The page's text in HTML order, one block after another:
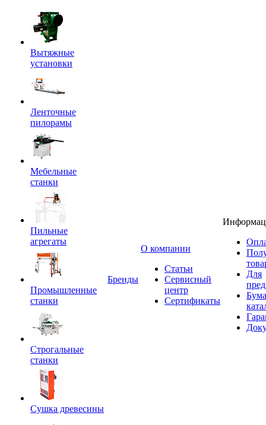
Вытяжные
установки
Ленточные
пилорамы
Мебельные
станки
Пильные
агрегаты
Промышленные
станки
Строгальные
станки
Сушка древесины
Бренды
O компании
Статьи
Сервисный
центр
Сертификаты
Для